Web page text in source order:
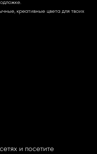
креативные цвета для твоих
и посетите